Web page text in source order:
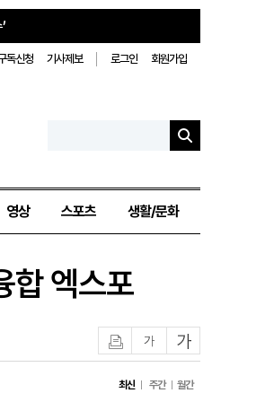
독신청 기사제보 로그인 회원가입
영상 스포츠 생활/문화
합 엑스포
글자작게글자크게
최신 주간 월간